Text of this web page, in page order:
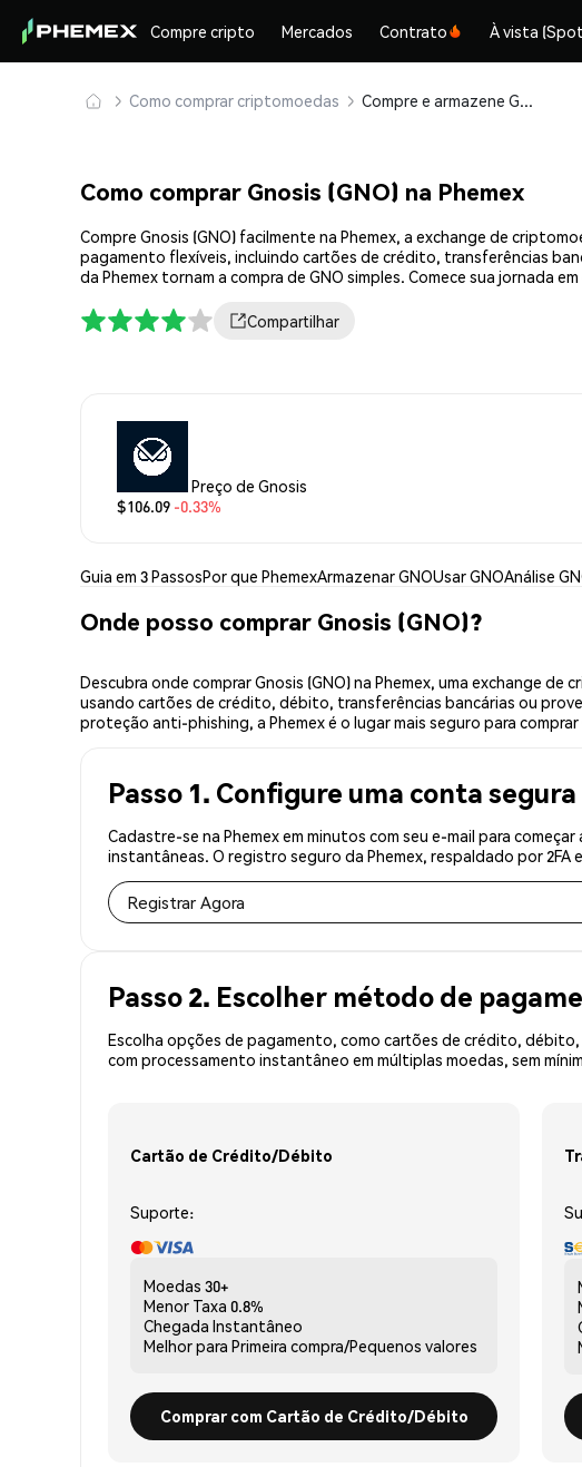
Compre cripto Mercados Contrato À vista
Como comprar criptomoedas Compre e armazene Gnosis (GNO) com segurança
Como comprar Gnosis (GNO) na Phemex
Compre Gnosis (GNO) facilmente na Phemex, a exchange de
pagamento flexíveis, incluindo cartões de crédito, transferências
da Phemex tornam a compra de GNO simples. Comece sua jornada
Compartilhar
Preço de Gnosis
$106.09 -0.33%
Guia em 3 PassosPor que PhemexArmazenar GNOUsar GNOAnálise
Onde posso comprar Gnosis (GNO)?
Descubra onde comprar Gnosis (GNO) na Phemex, uma exchange
usando cartões de crédito, débito, transferências bancárias ou
proteção anti-phishing, a Phemex é o lugar mais seguro para
Passo 1. Configure uma conta segura
Cadastre-se na Phemex em minutos com seu e-mail para
instantâneas. O registro seguro da Phemex, respaldado por
Registrar Agora
Passo 2. Escolher método de
Escolha opções de pagamento, como cartões de crédito,
com processamento instantâneo em múltiplas moedas, sem
Cartão de Crédito/Débito
Suporte:
Moedas 30+
Menor Taxa 0.8%
Chegada Instantâneo
Melhor para Primeira compra/Pequenos valores
Comprar com Cartão de Crédito/Débito